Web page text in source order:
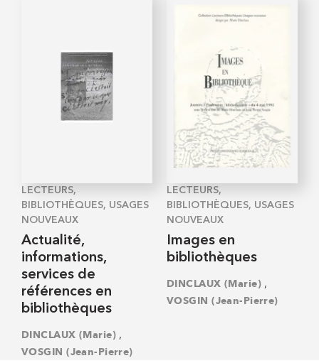
LECTEURS,
BIBLIOTHÈQUES, USAGES
NOUVEAUX
Actualité,
informations,
services de
références en
bibliothèques
DINCLAUX (Marie) ,
VOSGIN (Jean-Pierre)
LECTEURS,
BIBLIOTHÈQUES, USAGES
NOUVEAUX
Images en
bibliothèques
DINCLAUX (Marie) ,
VOSGIN (Jean-Pierre)